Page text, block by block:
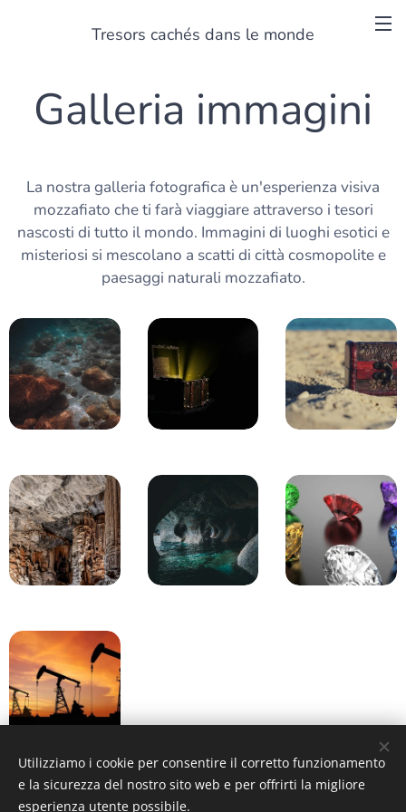
Tresors cachés dans le monde
Galleria immagini
La nostra galleria fotografica è un'esperienza visiva
mozzafiato che ti farà viaggiare attraverso i tesori
nascosti di tutto il mondo. Immagini di luoghi esotici e
misteriosi si mescolano a scatti di città cosmopolite e
paesaggi naturali mozzafiato.
Utilizziamo i cookie per consentire il corretto funzionamento
e la sicurezza del nostro sito web e per offrirti la migliore
esperienza utente possibile.